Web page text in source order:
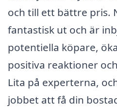
och till ett bättre pris.
fantastisk ut och är
potentiella köpare,
positiva reaktioner
Lita på experterna,
jobbet att få din